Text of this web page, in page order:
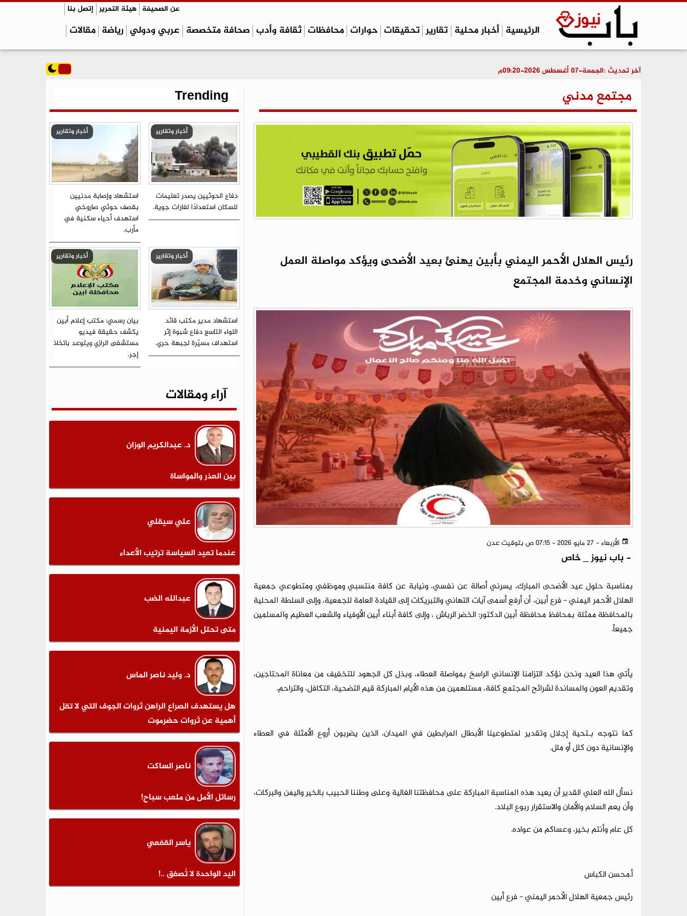
عن الصحيفة هيئة التحرير إتصل بنا
الرئيسية أخبار محلية تقارير تحقيقات حوارات محافظات ثقافة وأدب صحافة متخصصة عربي ودولي رياضة مقالات
آخر تحديث :الجمعة-07 أغسطس 2026-09:20م
مجتمع مدني
رئيس الهلال الأحمر اليمني بأبين يهنئ بعيد الأضحى ويؤكد مواصلة العمل
الإنساني وخدمة المجتمع
الأربعاء - 27 مايو 2026 - 07:15 ص بتوقيت عدن
- باب نيوز _ خاص
بمناسبة حلول عيد الأضحى المبارك، يسرني أصالة عن نفسي، ونيابة عن كافة منتسبي وموظفي ومتطوعي جمعية
الهلال الأحمر اليمني - فرع أبين، أن أرفع أسمى آيات التهاني والتبريكات إلى القيادة العامة للجمعية، وإلى السلطة المحلية
بالمحافظة ممثلة بمحافظ محافظة أبين الدكتور: الخضر الرباش ، وإلى كافة أبناء أبين الأوفياء والشعب العظيم والمسلمين
جميعاً.
​يأتي هذا العيد ونحن نؤكد التزامنا الإنساني الراسخ بمواصلة العطاء، وبذل كل الجهود للتخفيف من معاناة المحتاجين،
وتقديم العون والمساندة لشرائح المجتمع كافة، مستلهمين من هذه الأيام المباركة قيم التضحية، التكافل، والتراحم.
​كما نتوجه بـتحية إجلال وتقدير لمتطوعينا الأبطال المرابطين في الميدان، الذين يضربون أروع الأمثلة في العطاء
والإنسانية دون كلل أو ملل.
​نسأل الله العلي القدير أن يعيد هذه المناسبة المباركة على محافظتنا الغالية وعلى وطننا الحبيب بالخير واليمن والبركات،
وأن يعم السلام والأمان والاستقرار ربوع البلاد.
​كل عام وأنتم بخير، وعساكم من عواده.
أ.محسن الكباس
​رئيس جمعية الهلال الأحمر اليمني - فرع أبين
Trending
أخبار وتقارير
دفاع الحوثيين يصدر تعليمات
للسكان استعدادًا لغارات جوية.
أخبار وتقارير
استشهاد وإصابة مدنيين
بقصف حوثي صاروخي
استهدف أحياء سكنية في
مأرب.
أخبار وتقارير
استشهاد مدير مكتب قائد
اللواء التاسع دفاع شبوة إثر
استهداف مسيّرة لجبهة حري.
أخبار وتقارير
بيان رسمي: مكتب إعلام أبين
يكشف حقيقة فيديو
مستشفى الرازي ويتوعد باتخاذ
إجر.
آراء ومقالات
د. عبدالكريم الوزان
بين العذر والمواساة
علي سيقلي
عندما تعيد السياسة ترتيب الأعداء
عبدالله الضب
متى تحتل الأزمة اليمنية
د. وليد ناصر الماس
هل يستهدف الصراع الراهن ثروات الجوف التي لا تقل
أهمية عن ثروات حضرموت
ناصر الساكت
رسائل الأمل من ملعب سباح!
ياسر القفعي
اليد الواحدة لا تُصفق ..!